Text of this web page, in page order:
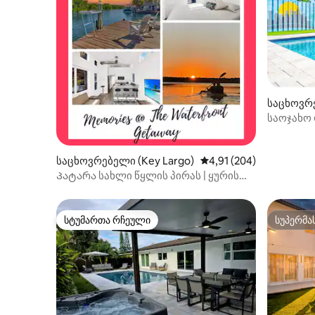
საცხოვრებელი (Key Largo) საშუალო შეფასებაა
4,91 (204)
Პატარა სახლი წყლის პირას | ყურის
საოჯახო
სტუმართა რჩეული
სტუმართა რჩეული